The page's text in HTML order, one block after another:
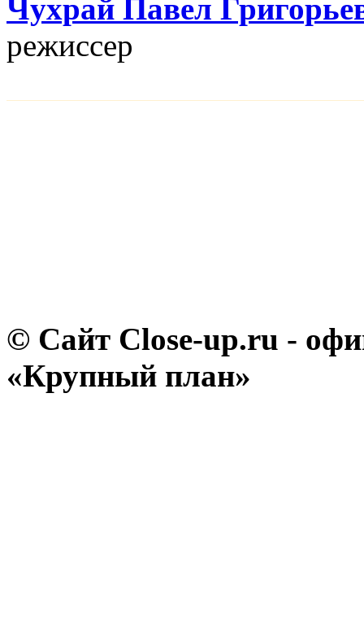
Чухрай Павел
режисcер
© Сайт Close-up.ru -
«Крупный план»